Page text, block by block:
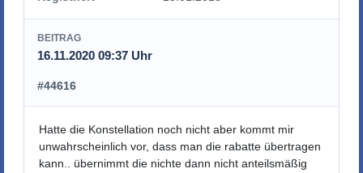
BEITRAG
16.11.2020 09:37 Uhr
#44616
Hatte die Konstellation noch nicht aber kommt mir
unwahrscheinlich vor, dass man die rabatte übertragen
kann.. übernimmt die nichte dann nicht anteilsmäßig